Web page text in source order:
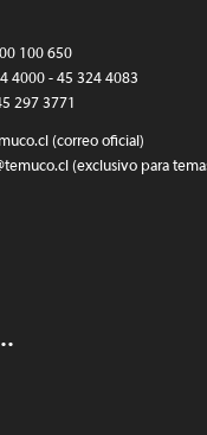
100 650
4000 - 45 324 4083
297 3771
(correo oficial)
(exclusivo para